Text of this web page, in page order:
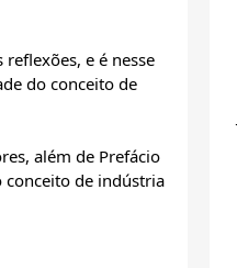
e é nesse
do conceito de
além de Prefácio
conceito de indústria